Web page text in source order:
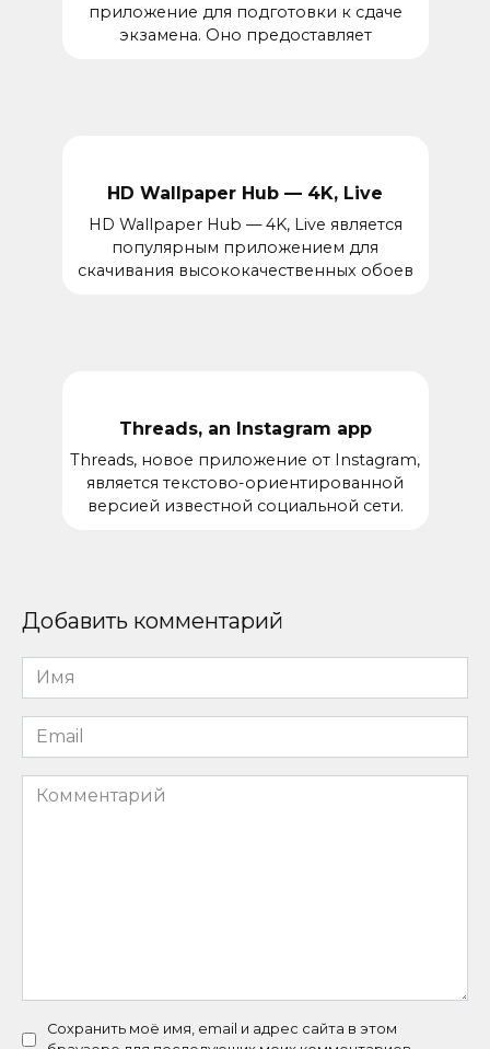
приложение для подготовки к сдаче
экзамена. Оно предоставляет
HD Wallpaper Hub — 4K, Live
HD Wallpaper Hub — 4K, Live является
популярным приложением для
скачивания высококачественных обоев
Threads, an Instagram app
Threads, новое приложение от Instagram,
является текстово-ориентированной
версией известной социальной сети.
Добавить комментарий
Имя
*
Email
*
Комментарий
Сохранить моё имя, email и адрес сайта в этом